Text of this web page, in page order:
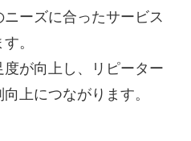
ーズに合ったサービス
。
が向上し、リピーター
上につながります。